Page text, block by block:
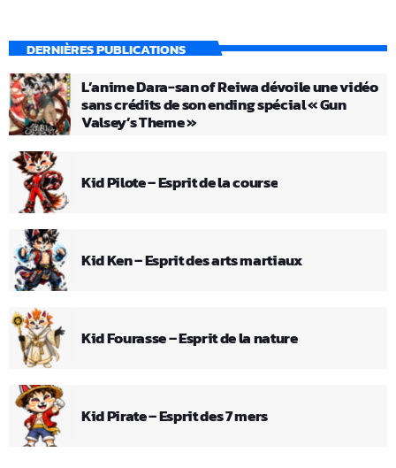
DERNIÈRES PUBLICATIONS
L’anime Dara-san of Reiwa dévoile une vidéo
sans crédits de son ending spécial « Gun
Valsey’s Theme »
Kid Pilote – Esprit de la course
Kid Ken – Esprit des arts martiaux
Kid Fourasse – Esprit de la nature
Kid Pirate – Esprit des 7 mers